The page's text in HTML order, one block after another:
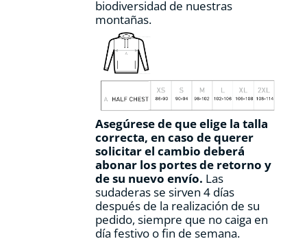
biodiversidad de nuestras
montañas.
Asegúrese de que elige la talla
correcta, en caso de querer
solicitar el cambio deberá
abonar los portes de retorno y
de su nuevo envío. Las
sudaderas se sirven 4 días
después de la realización de su
pedido, siempre que no caiga en
día festivo o fin de semana.